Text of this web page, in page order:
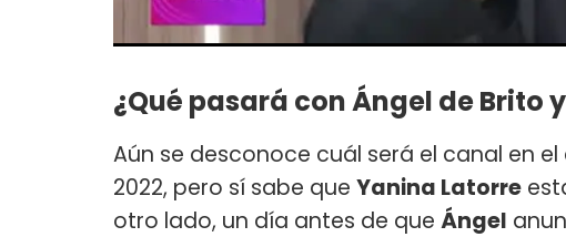
¿Qué pasará con Ángel de Brito
Aún se desconoce cuál será el canal en
2022, pero sí sabe que Yanina Latorre
otro lado, un día antes de que Ángel